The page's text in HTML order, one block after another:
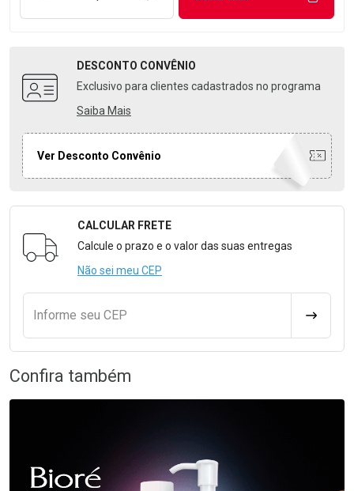
DESCONTO CONVÊNIO
Exclusivo para clientes cadastrados no programa
Saiba Mais
Ver Desconto Convênio
Formulário para Calcular o Frete
CALCULAR FRETE
Calcule o prazo e o valor das suas entregas
Não sei meu CEP
Informe seu CEP
Confira também